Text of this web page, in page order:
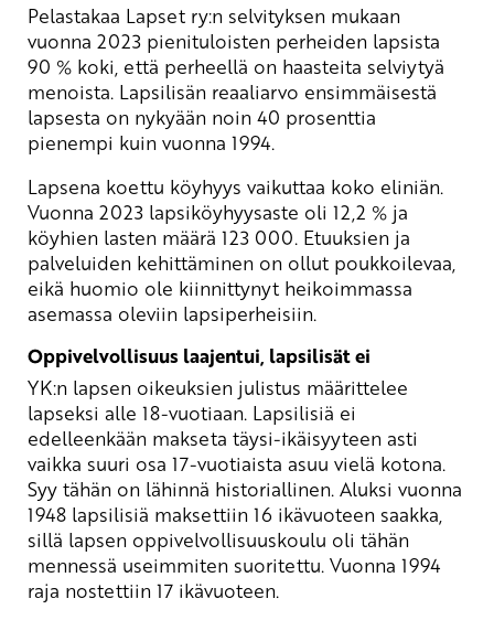
Pelastakaa Lapset ry:n selvityksen mukaan
vuonna 2023 pienituloisten perheiden lapsista
90 % koki, että perheellä on haasteita selviytyä
menoista. Lapsilisän reaaliarvo ensimmäisestä
lapsesta on nykyään noin 40 prosenttia
pienempi kuin vuonna 1994.
Lapsena koettu köyhyys vaikuttaa koko eliniän.
Vuonna 2023 lapsiköyhyysaste oli 12,2 % ja
köyhien lasten määrä 123 000. Etuuksien ja
palveluiden kehittäminen on ollut poukkoilevaa,
eikä huomio ole kiinnittynyt heikoimmassa
asemassa oleviin lapsiperheisiin.
Oppivelvollisuus laajentui, lapsilisät ei
YK:n lapsen oikeuksien julistus määrittelee
lapseksi alle 18-vuotiaan. Lapsilisiä ei
edelleenkään makseta täysi-ikäisyyteen asti
vaikka suuri osa 17-vuotiaista asuu vielä kotona.
Syy tähän on lähinnä historiallinen. Aluksi vuonna
1948 lapsilisiä maksettiin 16 ikävuoteen saakka,
sillä lapsen oppivelvollisuuskoulu oli tähän
mennessä useimmiten suoritettu. Vuonna 1994
raja nostettiin 17 ikävuoteen.